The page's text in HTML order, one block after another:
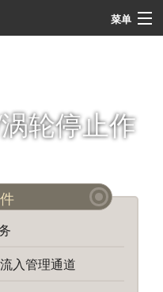
菜单
轮停止作
入管理通道